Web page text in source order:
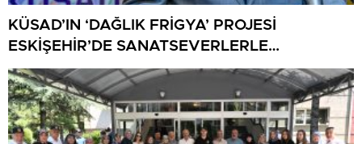
KÜSAD’IN ‘DAĞLIK FRİGYA’ PROJESİ
ESKİŞEHİR’DE SANATSEVERLERLE
BULUŞUYOR